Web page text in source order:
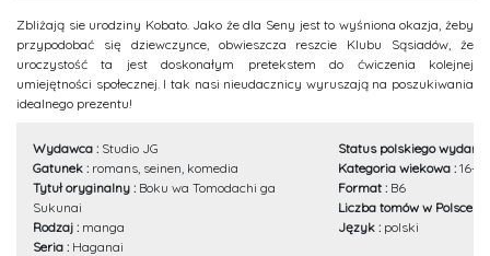
Zbliżają sie urodziny Kobato. Jako że dla Seny jest to wyśniona okazja, żeby
przypodobać się dziewczynce, obwieszcza reszcie Klubu Sąsiadów, że
uroczystość ta jest doskonałym pretekstem do ćwiczenia kolejnej
umiejętności społecznej. I tak nasi nieudacznicy wyruszają na poszukiwania
idealnego prezentu!
Wydawca : Studio JG
Gatunek : romans, seinen, komedia
Tytuł oryginalny : Boku wa Tomodachi ga
Sukunai
Rodzaj : manga
Seria : Haganai
Status polskiego
Kategoria wiekowa : 16+
Format : B6
Liczba tomów w Polsce :
Język : polski